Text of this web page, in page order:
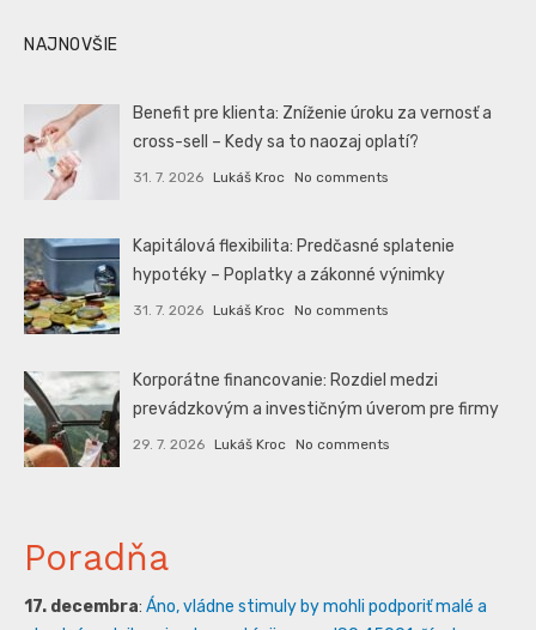
NAJNOVŠIE
Benefit pre klienta: Zníženie úroku za vernosť a
cross-sell – Kedy sa to naozaj oplatí?
31. 7. 2026 Lukáš Kroc No comments
Kapitálová flexibilita: Predčasné splatenie
hypotéky – Poplatky a zákonné výnimky
31. 7. 2026 Lukáš Kroc No comments
Korporátne financovanie: Rozdiel medzi
prevádzkovým a investičným úverom pre firmy
29. 7. 2026 Lukáš Kroc No comments
Poradňa
17. decembra: Áno, vládne stimuly by mohli podporiť malé a